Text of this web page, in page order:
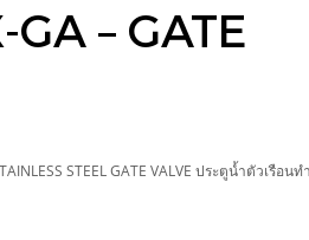
– GATE
STEEL GATE VALVE ประตูน้ำตัวเรือน